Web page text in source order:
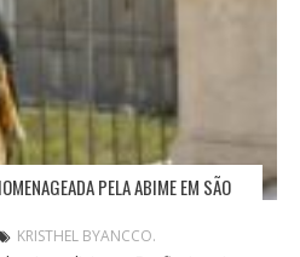
PELA ABIME EM SÃO
KRISTHEL BYANCCO.